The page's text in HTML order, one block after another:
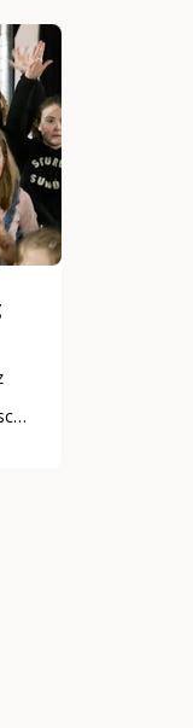
Kultur & Künste, Generativität & Geschichte, Gemeinnütziges Engagement